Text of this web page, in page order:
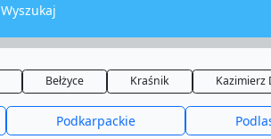
Wyszukaj
Bełżyce Kraśnik Kazimierz
Podkarpackie